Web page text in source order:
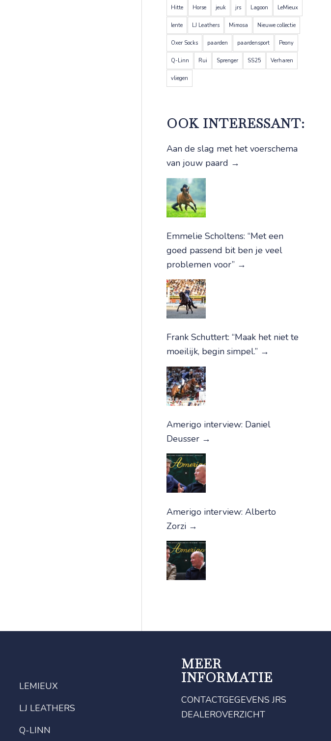
Hitte Horse jeuk jrs Lagoon LeMieux
lente LJ Leathers Mimosa Nieuwe collectie
Oxer Socks paarden paardensport Peony
Q-Linn Rui Sprenger SS25 Verharen
vliegen
OOK INTERESSANT:
Aan de slag met het voerschema
van jouw paard →
Emmelie Scholtens: “Met een
goed passend bit ben je veel
problemen voor” →
Frank Schuttert: “Maak het niet te
moeilijk, begin simpel.” →
Amerigo interview: Daniel
Deusser →
Amerigo interview: Alberto
Zorzi →
LEMIEUX
LJ LEATHERS
Q-LINN
MEER
INFORMATIE
CONTACTGEGEVENS JRS
DEALEROVERZICHT